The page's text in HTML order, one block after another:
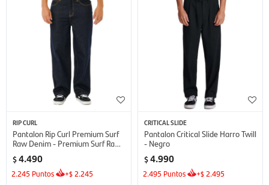
RIP CURL
Pantalon Rip Curl Premium Surf
Raw Denim - Premium Surf Raw
$4.490
2.245 Puntos +$ 2.245
CRITICAL SLIDE
Pantalon Critical Slide Harro Twill
- Negro
$4.990
2.495 Puntos +$ 2.495